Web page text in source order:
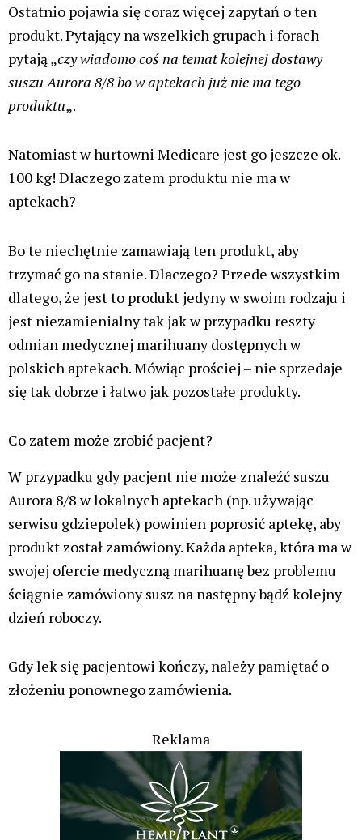
Ostatnio pojawia się coraz więcej zapytań o ten
produkt. Pytający na wszelkich grupach i forach
pytają „czy wiadomo coś na temat kolejnej dostawy
suszu Aurora 8/8 bo w aptekach już nie ma tego
produktu„.
Natomiast w hurtowni Medicare jest go jeszcze ok.
100 kg! Dlaczego zatem produktu nie ma w
aptekach?
Bo te niechętnie zamawiają ten produkt, aby
trzymać go na stanie. Dlaczego? Przede wszystkim
dlatego, że jest to produkt jedyny w swoim rodzaju i
jest niezamienialny tak jak w przypadku reszty
odmian medycznej marihuany dostępnych w
polskich aptekach. Mówiąc prościej – nie sprzedaje
się tak dobrze i łatwo jak pozostałe produkty.
Co zatem może zrobić pacjent?
W przypadku gdy pacjent nie może znaleźć suszu
Aurora 8/8 w lokalnych aptekach (np. używając
serwisu gdziepolek) powinien poprosić aptekę, aby
produkt został zamówiony. Każda apteka, która ma w
swojej ofercie medyczną marihuanę bez problemu
ściągnie zamówiony susz na następny bądź kolejny
dzień roboczy.
Gdy lek się pacjentowi kończy, należy pamiętać o
złożeniu ponownego zamówienia.
Reklama